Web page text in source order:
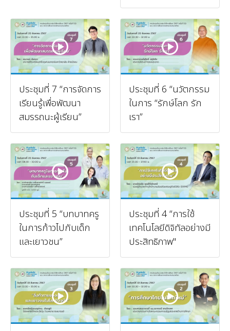
ประชุมที่ 7 “การจัดการ
เรียนรู้เพื่อพัฒนา
สมรรถนะผู้เรียน”
ประชุมที่ 6 “นวัตกรรม
ในการ “รักษ์โลก รัก
เรา”
ประชุมที่ 5 “บทบาทครู
ในการก้าวไปกับเด็ก
และเยาวชน”
ประชุมที่ 4 “การใช้
เทคโนโลยีดิจิทัลอย่างมี
ประสิทธิภาพ"